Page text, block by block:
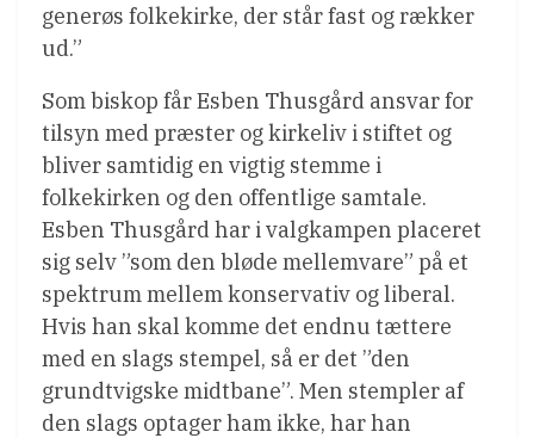
generøs folkekirke, der står fast og rækker
ud.”
Som biskop får Esben Thusgård ansvar for
tilsyn med præster og kirkeliv i stiftet og
bliver samtidig en vigtig stemme i
folkekirken og den offentlige samtale.
Esben Thusgård har i valgkampen placeret
sig selv ”som den bløde mellemvare” på et
spektrum mellem konservativ og liberal.
Hvis han skal komme det endnu tættere
med en slags stempel, så er det ”den
grundtvigske midtbane”. Men stempler af
den slags optager ham ikke, har han